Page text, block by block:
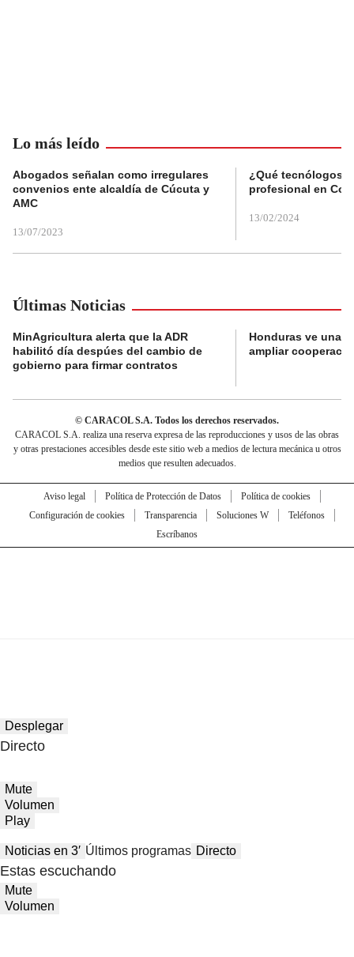
Lo más leído
Abogados señalan como irregulares
convenios ente alcaldía de Cúcuta y
AMC
13/07/2023
¿Qué tecnólogos
profesional en
13/02/2024
Últimas Noticias
MinAgricultura alerta que la ADR
habilitó día despúes del cambio de
gobierno para firmar contratos
Honduras ve una
ampliar
© CARACOL S.A. Todos los derechos reservados.
CARACOL S.A. realiza una reserva expresa de las reproducciones y usos de las obras
y otras prestaciones accesibles desde este sitio web a medios de lectura mecánica u otros
medios que resulten adecuados.
Aviso legal Política de Protección de Datos
Política de cookies
Configuración de cookies
Transparencia Soluciones W
Teléfonos
Escríbanos
Desplegar
Directo
Mute
Volumen
Play
Noticias en 3′ Últimos programas Directo
Estas escuchando
Mute
Volumen